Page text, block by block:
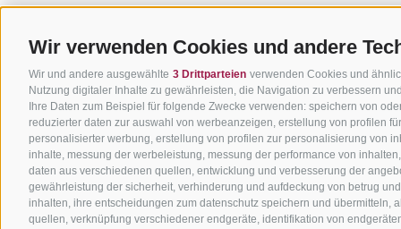
Wir verwenden Cookies und andere
Wir und andere ausgewählte 3 Drittparteien verwenden Cookies und
Nutzung digitaler Inhalte zu gewährleisten, die Navigation zu verbessern
Ihre Daten zum Beispiel für folgende Zwecke verwenden: speichern von
reduzierter daten zur auswahl von werbeanzeigen, erstellung von profilen
personalisierter werbung, erstellung von profilen zur personalisierung von
inhalte, messung der werbeleistung, messung der performance von
daten aus verschiedenen quellen, entwicklung und verbesserung der
gewährleistung der sicherheit, verhinderung und aufdeckung von betrug
inhalten, ihre entscheidungen zum datenschutz speichern und
quellen, verknüpfung verschiedener endgeräte, identifikation von